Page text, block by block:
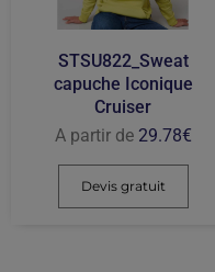
STSU822_Sweat
capuche Iconique
Cruiser
A partir de 29.78€
Devis gratuit